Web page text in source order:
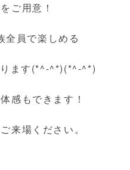
ご用意！
全員で楽しめる
ります(*^-^*)(*^-^*)
感もできます！
来場ください。